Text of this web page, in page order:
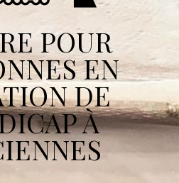
POUR
EN
DE
À